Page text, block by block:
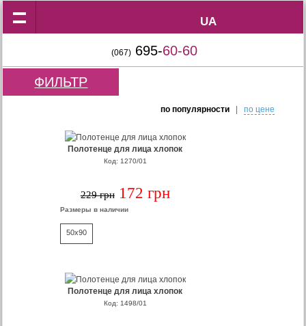
UA
UA
(067) 695-60-60
ФИЛЬТР
по популярности| по цене
Полотенце для лица хлопок
Код: 1270/01
229 грн 172 грн
Размеры в наличии
50x90
Полотенце для лица хлопок
Код: 1498/01